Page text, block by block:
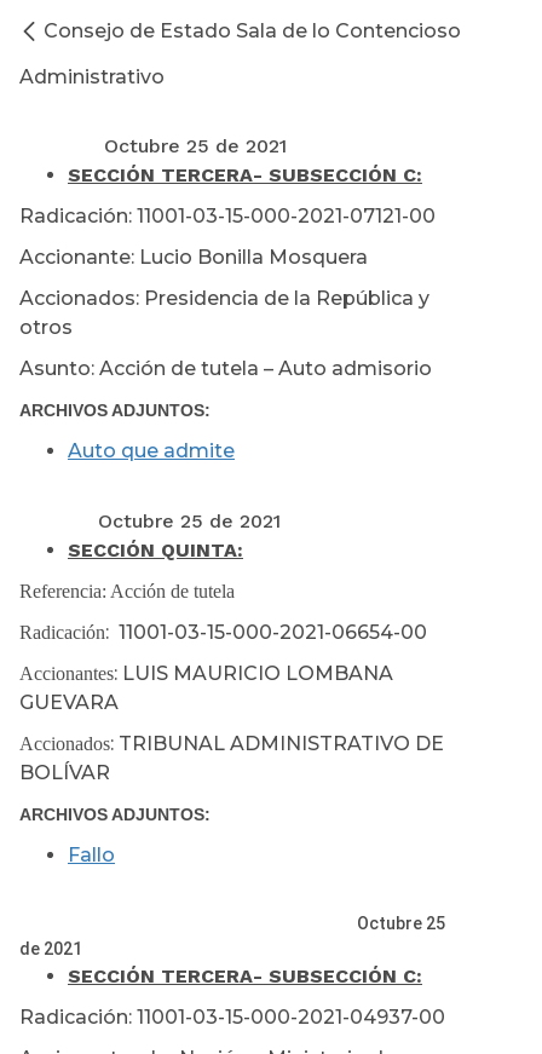
Consejo de Estado Sala de lo Contencioso
Administrativo
Octubre 25 de 2021
SECCIÓN TERCERA- SUBSECCIÓN C:
Radicación: 11001-03-15-000-2021-07121-00
Accionante: Lucio Bonilla Mosquera
Accionados: Presidencia de la República y
otros
Asunto: Acción de tutela – Auto admisorio
ARCHIVOS ADJUNTOS:
Auto que admite
Octubre 25 de 2021
SECCIÓN QUINTA:
Referencia: Acción de tutela
Radicación: 11001-03-15-000-2021-06654-00
Accionantes: LUIS MAURICIO LOMBANA
GUEVARA
Accionados: TRIBUNAL ADMINISTRATIVO DE
BOLÍVAR
ARCHIVOS ADJUNTOS:
Fallo
Octubre 25
de 2021
SECCIÓN TERCERA- SUBSECCIÓN C:
Radicación: 11001-03-15-000-2021-04937-00